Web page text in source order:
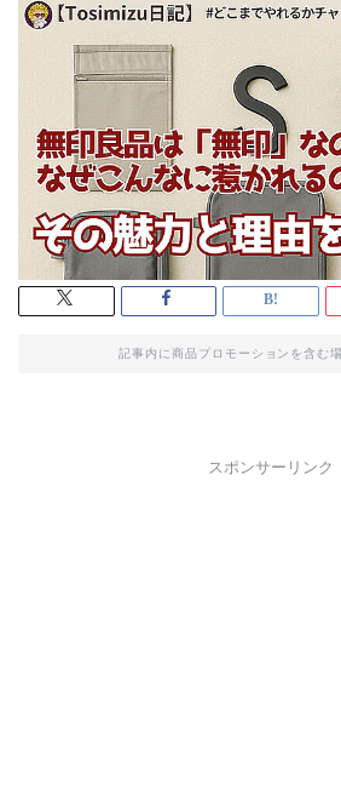
記事内に商品プロモーションを含む
スポンサーリンク